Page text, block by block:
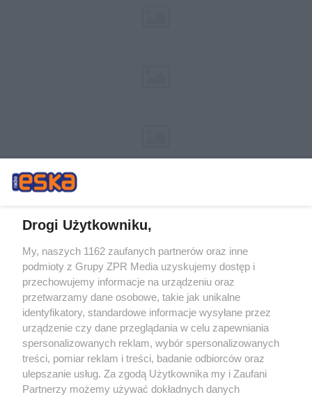
Żaden utwór zamieszczony w serwisie nie może być powielany i
rozpowszechniany lub dalej rozpowszechniany w jakikolwiek sposób (w
tym także elektroniczny lub mechaniczny) na jakimkolwiek polu
eksploatacji w jakiejkolwiek formie, włącznie z umieszczaniem w Internecie
bez pisemnej zgody właściciela praw. Jakiekolwiek użycie lub
wykorzystanie utworów w całości lub w części z naruszeniem prawa, tzn.
bez właściwej zgody, jest zabronione pod groźbą kary i może być ścigane
prawnie.
Drogi Użytkowniku,
My, naszych 1162 zaufanych partnerów oraz inne
podmioty z Grupy ZPR Media uzyskujemy dostęp i
przechowujemy informacje na urządzeniu oraz
przetwarzamy dane osobowe, takie jak unikalne
identyfikatory, standardowe informacje wysyłane przez
urządzenie czy dane przeglądania w celu zapewniania
spersonalizowanych reklam, wybór spersonalizowanych
treści, pomiar reklam i treści, badanie odbiorców oraz
ulepszanie usług. Za zgodą Użytkownika my i Zaufani
Partnerzy możemy używać dokładnych danych